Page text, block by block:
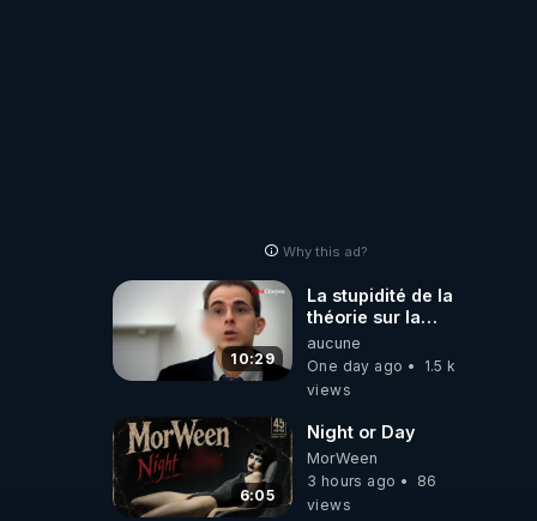
Why this ad?
10:29
La stupidité de la
théorie sur la
responsabilité de
l’homme
concernant le
carbone.
aucune
One day ago
1.5 k
views
6:05
Night or Day
MorWeen
3 hours ago
86
views